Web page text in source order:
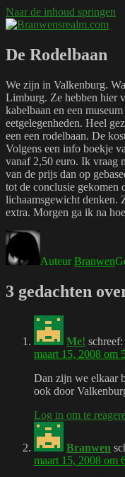
Naar de inhoud springen
De Rodelbaan
We zijn in Valkenburg.
Limburg. Ze hebben hier
kabelbaan en een
eetgelegenheden. Heel
een een rodelbaan. De
Volgens een info boekje
vanaf 2,50 euro. Ik vraag
van de prijs dan op
tot de conclusie gekomen
lichaamsgewicht denken.
extra. Morgen ga ik na
AuteurBranwen
3 gedachten
Me! schreef:
maart 15, 2008 om
Dan zijn we elkaar
ook door
Log in om te
Branwen
maart 15, 2008 om